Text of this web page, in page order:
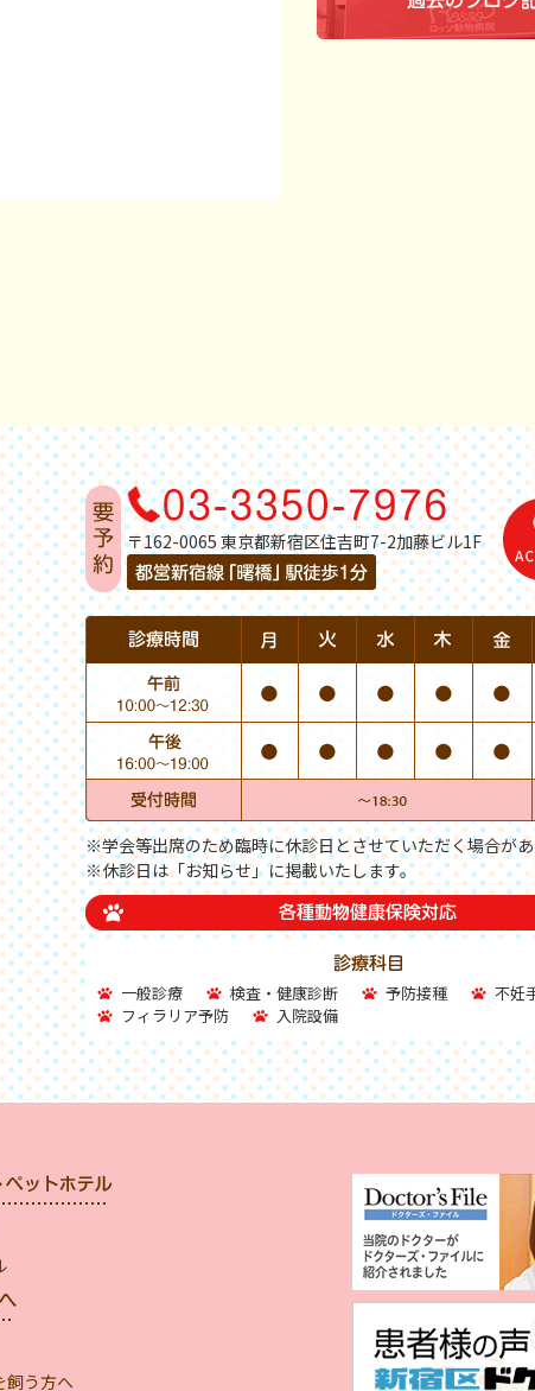
〒162-0065 東京都新宿区住吉町7-2加藤ビル1F
※学会等出席のため臨時に休診日とさせていただく場合が
※休診日は「お知らせ」に掲載いたします。
一般診療 検査・健康診断 予防接種
不妊
フィラリア予防
入院設備
飼う方へ